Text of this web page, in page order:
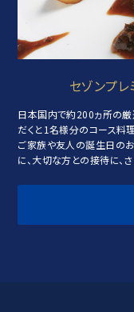
セゾンプ
日本国内で約200ヵ所の厳
だくと1名様分のコース料
ご家族や友人の誕生日の
に、大切な方との接待に、